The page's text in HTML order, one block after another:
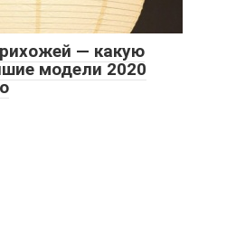
— какую
модели 2020